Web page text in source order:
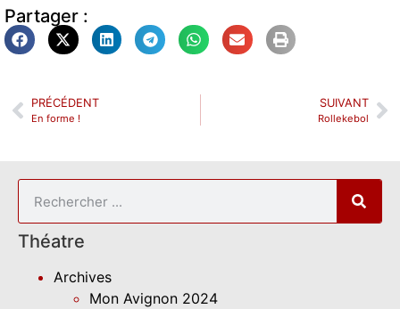
Théatre
Archives
Mon Avignon 2024
Partager :
PRÉCÉDENT
En forme !
SUIVANT
Rollekebol